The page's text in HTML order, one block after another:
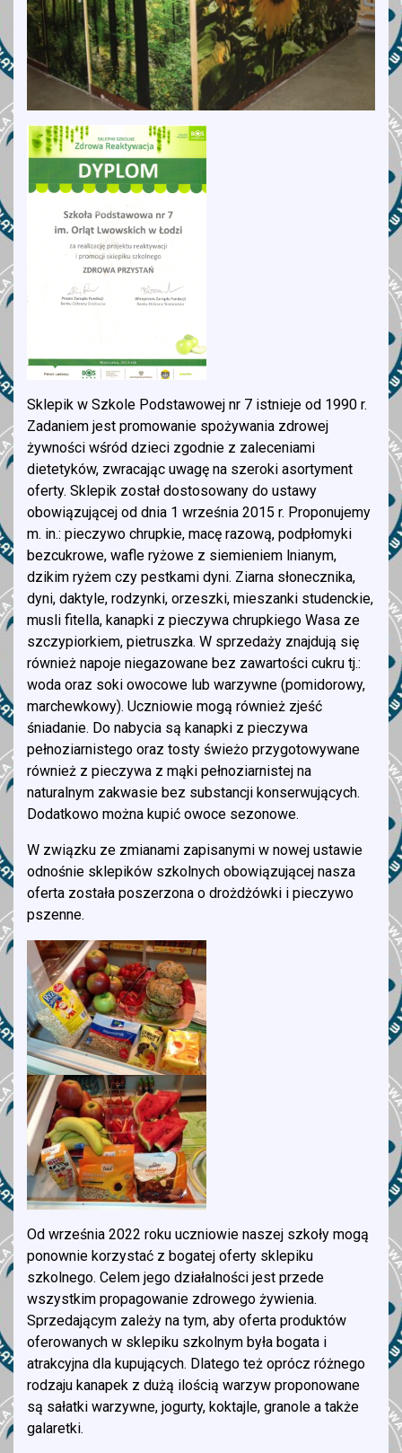
Sklepik w Szkole Podstawowej nr 7 istnieje od 1990 r.
Zadaniem jest promowanie spożywania zdrowej
żywności wśród dzieci zgodnie z zaleceniami
dietetyków, zwracając uwagę na szeroki asortyment
oferty. Sklepik został dostosowany do ustawy
obowiązującej od dnia 1 września 2015 r. Proponujemy
m. in.: pieczywo chrupkie, macę razową, podpłomyki
bezcukrowe, wafle ryżowe z siemieniem lnianym,
dzikim ryżem czy pestkami dyni. Ziarna słonecznika,
dyni, daktyle, rodzynki, orzeszki, mieszanki studenckie,
musli fitella, kanapki z pieczywa chrupkiego Wasa ze
szczypiorkiem, pietruszka. W sprzedaży znajdują się
również napoje niegazowane bez zawartości cukru tj.:
woda oraz soki owocowe lub warzywne (pomidorowy,
marchewkowy). Uczniowie mogą również zjeść
śniadanie. Do nabycia są kanapki z pieczywa
pełnoziarnistego oraz tosty świeżo przygotowywane
również z pieczywa z mąki pełnoziarnistej na
naturalnym zakwasie bez substancji konserwujących.
Dodatkowo można kupić owoce sezonowe.
W związku ze zmianami zapisanymi w nowej ustawie
odnośnie sklepików szkolnych obowiązującej nasza
oferta została poszerzona o drożdżówki i pieczywo
pszenne.
Od września 2022 roku uczniowie naszej szkoły mogą
ponownie korzystać z bogatej oferty sklepiku
szkolnego. Celem jego działalności jest przede
wszystkim propagowanie zdrowego żywienia.
Sprzedającym zależy na tym, aby oferta produktów
oferowanych w sklepiku szkolnym była bogata i
atrakcyjna dla kupujących. Dlatego też oprócz różnego
rodzaju kanapek z dużą ilością warzyw proponowane
są sałatki warzywne, jogurty, koktajle, granole a także
galaretki.